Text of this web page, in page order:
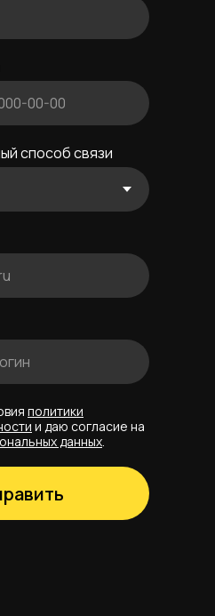
способ связи
политики
и даю согласие на
данных.